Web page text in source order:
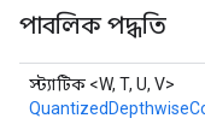
পাবলিক পদ্ধতি
স্ট্যাটিক <W, T, U, V>